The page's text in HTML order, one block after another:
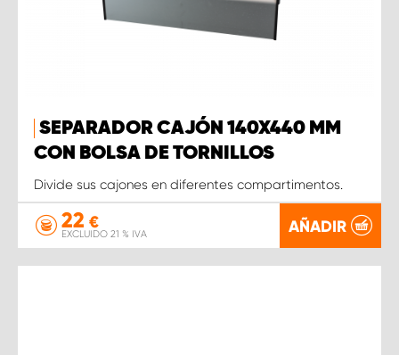
SEPARADOR CAJÓN 140X440 MM
CON BOLSA DE TORNILLOS
Divide sus cajones en diferentes compartimentos.
22 €
EXCLUIDO 21 % IVA AÑADIR